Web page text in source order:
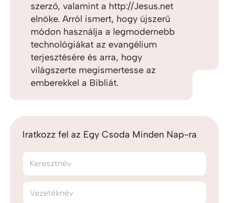
szerző, valamint a http://Jesus.net
elnöke. Arról ismert, hogy újszerű
módon használja a legmodernebb
technológiákat az evangélium
terjesztésére és arra, hogy
világszerte megismertesse az
emberekkel a Bibliát.
Iratkozz fel az Egy Csoda Minden Nap-ra
Keresztnév
Vezetéknév